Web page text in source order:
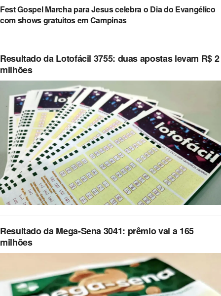
Fest Gospel Marcha para Jesus celebra o Dia do Evangélico
com shows gratuitos em Campinas
Resultado da Lotofácil 3755: duas apostas levam R$ 2
milhões
Resultado da Mega-Sena 3041: prêmio vai a 165
milhões